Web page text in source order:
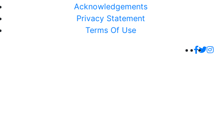
Acknowledgements
Privacy Statement
Terms Of Use